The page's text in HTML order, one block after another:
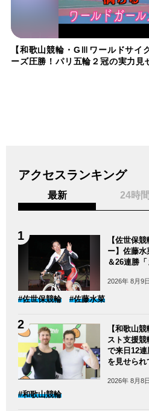
【和歌山競輪・GⅢワールドサイ
ーズ圧勝！パリ五輪２冠の実力見
アクセスランキング
最新 24時間
【佐世保
ー】佐藤
＆26連勝
2026年 8月9
#佐世保競輪 #佐藤水菜
【和歌山
スト支援
で来日12
を見せられ
2026年 8月8
#和歌山競輪